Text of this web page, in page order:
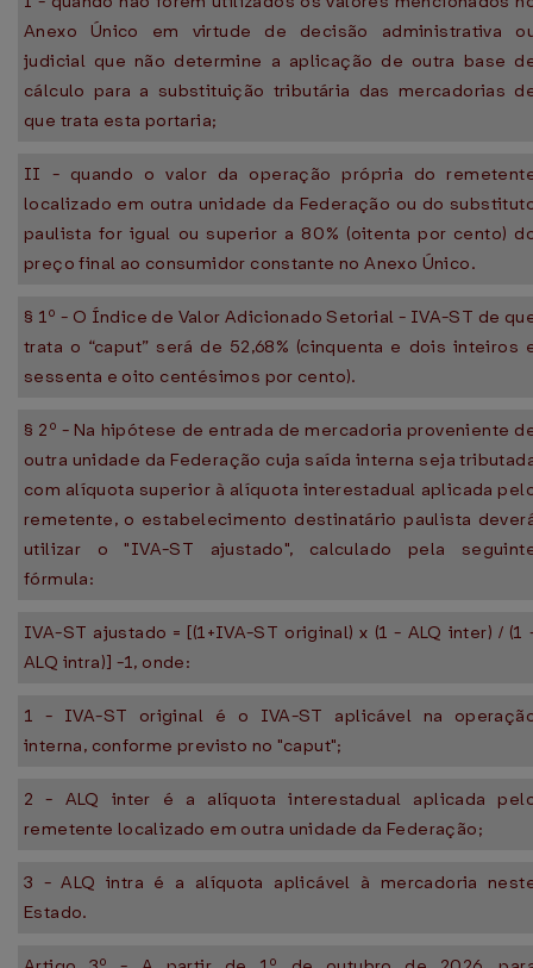
Anexo Único em virtude de decisão administrativa
judicial que não determine a aplicação de outra base
cálculo para a substituição tributária das mercadorias
que trata esta portaria;
II - quando o valor da operação própria do
localizado em outra unidade da Federação ou do
paulista for igual ou superior a 80% (oitenta por cento)
preço final ao consumidor constante no Anexo Único.
§ 1º - O Índice de Valor Adicionado Setorial - IVA-ST de
trata o “caput” será de 52,68% (cinquenta e dois inteiros
sessenta e oito centésimos por cento).
§ 2º - Na hipótese de entrada de mercadoria proveniente
outra unidade da Federação cuja saída interna seja
com alíquota superior à alíquota interestadual aplicada
remetente, o estabelecimento destinatário paulista
utilizar o "IVA-ST ajustado", calculado pela
fórmula:
IVA-ST ajustado = [(1+IVA-ST original) x (1 - ALQ inter) / (1
ALQ intra)] -1, onde:
1 - IVA-ST original é o IVA-ST aplicável na
interna, conforme previsto no "caput";
2 - ALQ inter é a alíquota interestadual aplicada
remetente localizado em outra unidade da Federação;
3 - ALQ intra é a alíquota aplicável à mercadoria
Estado.